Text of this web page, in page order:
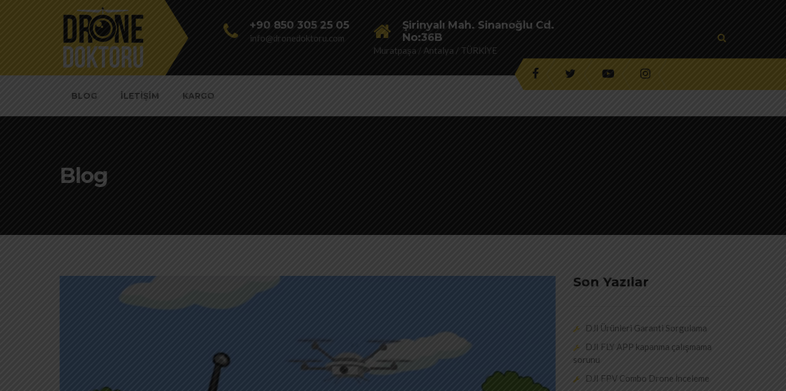
+90 850 305 25 05
info@dronedoktoru.com
Şirinyalı Mah. Sinanoğlu Cd.
No:36B
Muratpaşa / Antalya / TÜRKİYE
BLOG İLETIŞIM KARGO
Blog
Son Yazılar
DJI Ürünleri Garanti Sorgulama
DJI FLY APP kapanma çalışmama
sorunu
DJI FPV Combo Drone İnceleme